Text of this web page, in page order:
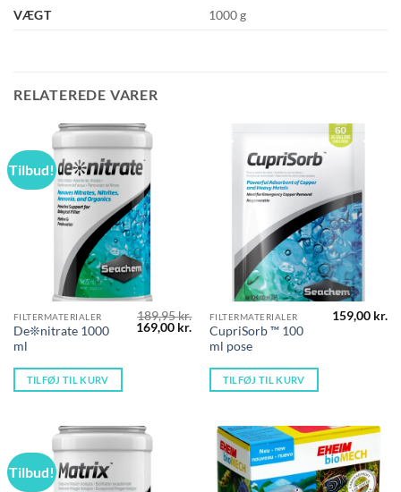
VÆGT 1000 g
RELATEREDE VARER
Tilbud!
FILTERMATERIALER
De❊nitrate 1000
ml
189,95kr.
Den
oprindelige
169,00 kr. Den
aktuelle
pris
169,00 kr..
TILFØJ TIL KURV
FILTERMATERIALER
CupriSorb ™ 100
ml pose
159,00 kr.
TILFØJ TIL KURV
Tilbud!